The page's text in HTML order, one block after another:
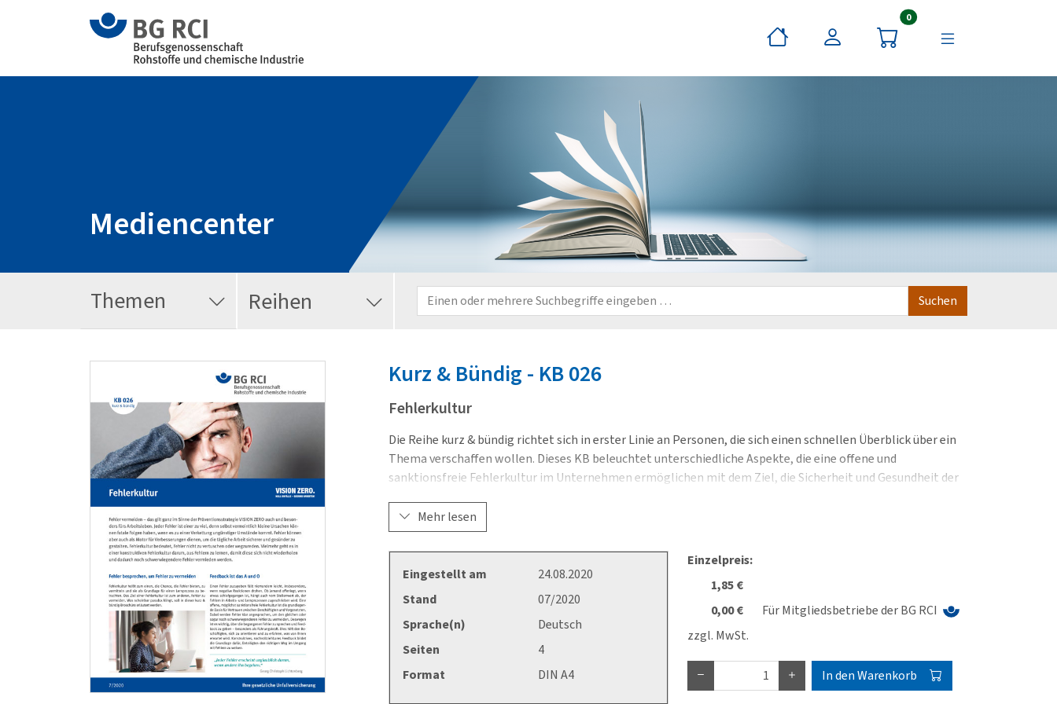
0Artikel im Warenkorb
Mediencenter
Themen Reihen
Kurz & Bündig - KB026
Fehlerkultur
Die Reihe kurz & bündig richtet sich in erster Linie an Personen, die sich einen schnellen Überblick über ein
Thema verschaffen wollen. Dieses KB beleuchtet unterschiedliche Aspekte, die eine offene und
sanktionsfreie Fehlerkultur im Unternehmen ermöglichen mit dem Ziel, die Sicherheit und Gesundheit der
Mehr lesen
Eingestellt am
24.08.2020
Stand
07/2020
Sprache(n)
Deutsch
Seiten
4
Format
DIN A4
Einzelpreis:
1,85 €
0,00 €
Für Mitgliedsbetriebe der BG RCI
zzgl. MwSt.
In den Warenkorb